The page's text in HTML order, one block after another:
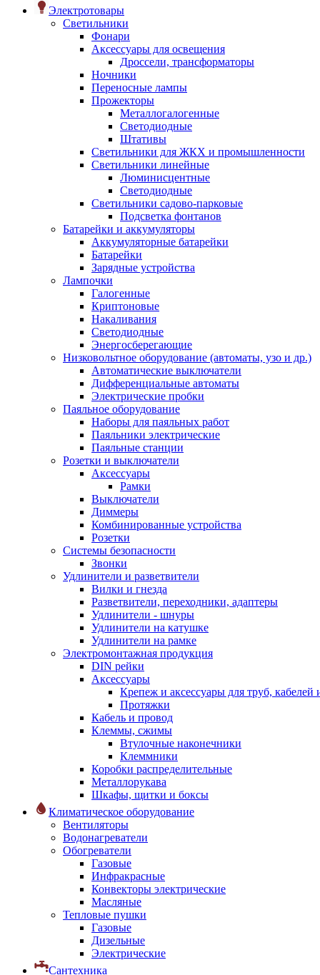
Электротовары
Светильники
Фонари
Аксессуары для освещения
Дроссели, трансформаторы
Ночники
Переносные лампы
Прожекторы
Металлогалогенные
Светодиодные
Штативы
Светильники для ЖКХ и промышленности
Светильники линейные
Люминисцентные
Светодиодные
Светильники садово-парковые
Подсветка фонтанов
Батарейки и аккумуляторы
Аккумуляторные батарейки
Батарейки
Зарядные устройства
Лампочки
Галогенные
Криптоновые
Накаливания
Светодиодные
Энергосберегающие
Низковольтное оборудование (автоматы, узо и др.)
Автоматические выключатели
Дифференциальные автоматы
Электрические пробки
Паяльное оборудование
Наборы для паяльных работ
Паяльники электрические
Паяльные станции
Розетки и выключатели
Аксессуары
Рамки
Выключатели
Диммеры
Комбинированные устройства
Розетки
Системы безопасности
Звонки
Удлинители и разветвители
Вилки и гнезда
Разветвители, переходники, адаптеры
Удлинители - шнуры
Удлинители на катушке
Удлинители на рамке
Электромонтажная продукция
DIN рейки
Аксессуары
Крепеж и аксессуары для труб, кабелей
Протяжки
Кабель и провод
Клеммы, сжимы
Втулочные наконечники
Клеммники
Коробки распределительные
Металлорукава
Шкафы, щитки и боксы
Климатическое оборудование
Вентиляторы
Водонагреватели
Обогреватели
Газовые
Инфракрасные
Конвекторы электрические
Масляные
Тепловые пушки
Газовые
Дизельные
Электрические
Сантехника